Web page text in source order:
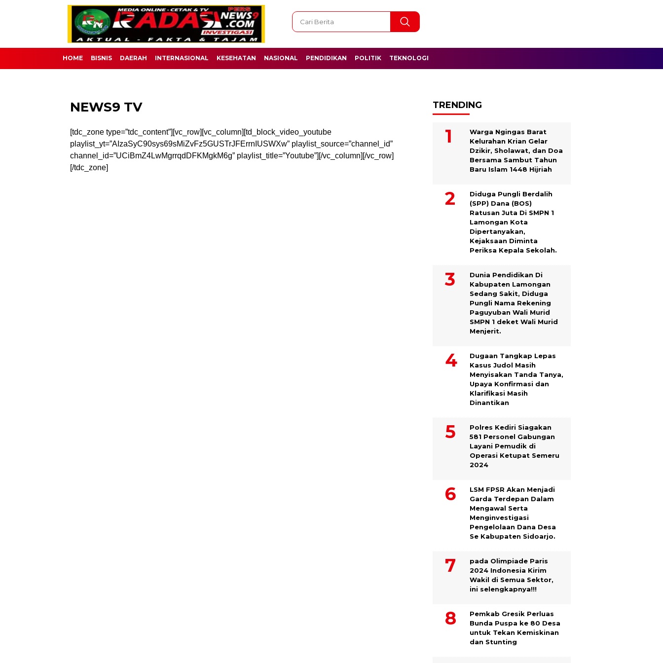
HOME BISNIS DAERAH INTERNASIONAL KESEHATAN NASIONAL PENDIDIKAN POLITIK TEKNOLOGI
NEWS9 TV
[tdc_zone type=”tdc_content”][vc_row][vc_column][td_block_video_youtube
playlist_yt=”AIzaSyC90sys69sMiZvFz5GUSTrJFErrnIUSWXw” playlist_source=”channel_id”
channel_id=”UCiBmZ4LwMgrrqdDFKMgkM6g” playlist_title=”Youtube”][/vc_column][/vc_row]
[/tdc_zone]
TRENDING
Warga Ngingas Barat
Kelurahan Krian Gelar
Dzikir, Sholawat, dan Doa
Bersama Sambut Tahun
Baru Islam 1448 Hijriah
Diduga Pungli Berdalih
(SPP) Dana (BOS)
Ratusan Juta Di SMPN 1
Lamongan Kota
Dipertanyakan,
Kejaksaan Diminta
Periksa Kepala Sekolah.
Dunia Pendidikan Di
Kabupaten Lamongan
Sedang Sakit, Diduga
Pungli Nama Rekening
Paguyuban Wali Murid
SMPN 1 deket Wali Murid
Menjerit.
Dugaan Tangkap Lepas
Kasus Judol Masih
Menyisakan Tanda Tanya,
Upaya Konfirmasi dan
Klarifikasi Masih
Dinantikan
Polres Kediri Siagakan
581 Personel Gabungan
Layani Pemudik di
Operasi Ketupat Semeru
2024
LSM FPSR Akan Menjadi
Garda Terdepan Dalam
Mengawal Serta
Menginvestigasi
Pengelolaan Dana Desa
Se Kabupaten Sidoarjo.
pada Olimpiade Paris
2024 Indonesia Kirim
Wakil di Semua Sektor,
ini selengkapnya!!!
Pemkab Gresik Perluas
Bunda Puspa ke 80 Desa
untuk Tekan Kemiskinan
dan Stunting